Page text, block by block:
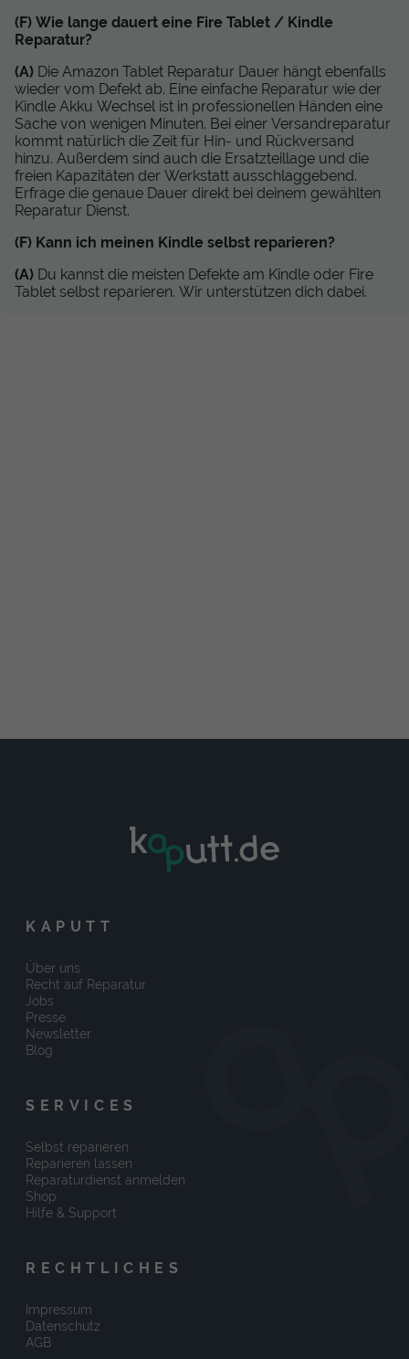
(F) Wie lange dauert eine Fire Tablet / Kindle
Reparatur?
(A) Die Amazon Tablet Reparatur Dauer hängt ebenfalls
wieder vom Defekt ab. Eine einfache Reparatur wie der
Kindle Akku Wechsel ist in professionellen Händen eine
Sache von wenigen Minuten. Bei einer Versandreparatur
kommt natürlich die Zeit für Hin- und Rückversand
hinzu. Außerdem sind auch die Ersatzteillage und die
freien Kapazitäten der Werkstatt ausschlaggebend.
Erfrage die genaue Dauer direkt bei deinem gewählten
Reparatur Dienst.
(F) Kann ich meinen Kindle selbst reparieren?
(A) Du kannst die meisten Defekte am Kindle oder Fire
Tablet selbst reparieren. Wir unterstützen dich dabei.
KAPUTT
Über uns
Recht auf Reparatur
Jobs
Presse
Newsletter
Blog
SERVICES
Selbst reparieren
Reparieren lassen
Reparaturdienst anmelden
Shop
Hilfe & Support
RECHTLICHES
Impressum
Datenschutz
AGB